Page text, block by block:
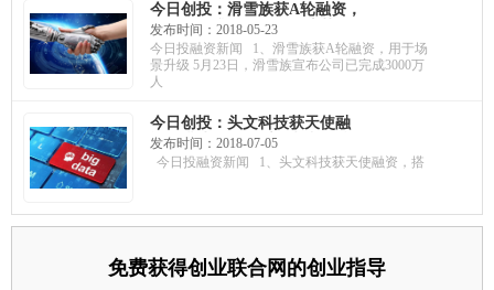
今日创投：滑雪族获A轮融资，
用于场景升级；发网物流获C轮
融资，远洋资本领投；品家科
技获天使融资，用于渠道合作
发布时间：2018-05-23
今日投融资新闻 1、滑雪族获A轮融资，用于场
景升级 5月23日，滑雪族宣布公司已完成3000万
人
今日创投：头文科技获天使融
资，搭建销售体系；珈和科技
获千万融资，国科嘉和领投；
发布时间：2018-07-05
今日投融资新闻 1、头文科技获天使融资，搭
免费获得创业联合网的创业指导